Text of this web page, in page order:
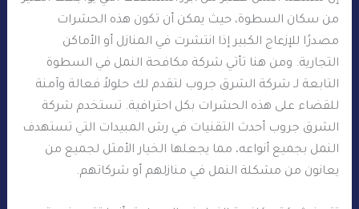
من سكان السطوة، حيث يمكن أن تكون هذه الحشرات
مصدرًا للإزعاج الكبير إذا انتشرت في المنازل أو الأماكن
التجارية. ومن هنا تأتي شركة مكافحة النمل في السطوة
التابعة لـ شركة الشرق جروب لتقدم لك حلولاً فعالة وآمنة
للقضاء على هذه الحشرات بكل احترافية. تستخدم شركة
الشرق جروب أحدث التقنيات في رش المبيدات التي تستهدف
النمل بجميع أنواعه، مما يجعلها الخيار الأمثل لجميع من
يعانون من مشكلة النمل في منازلهم أو شركاتهم.